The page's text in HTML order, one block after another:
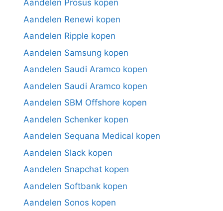
Aandelen Prosus kopen
Aandelen Renewi kopen
Aandelen Ripple kopen
Aandelen Samsung kopen
Aandelen Saudi Aramco kopen
Aandelen Saudi Aramco kopen
Aandelen SBM Offshore kopen
Aandelen Schenker kopen
Aandelen Sequana Medical kopen
Aandelen Slack kopen
Aandelen Snapchat kopen
Aandelen Softbank kopen
Aandelen Sonos kopen